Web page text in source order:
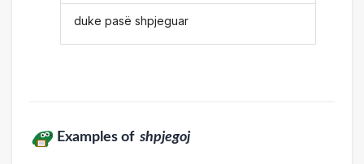
duke pasë shpjeguar
Examples of shpjegoj